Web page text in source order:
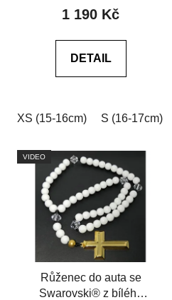
produktu
z
1 190 Kč
DETAIL
XS (15-16cm) S (16-17cm)
VIDEO
Růženec do auta se
Swarovski® z bílého